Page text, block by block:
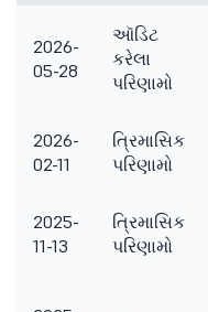
2026-
05-28
ઑડિટ
કરેલા
પરિણામો
2026-
02-11
ત્રિમાસિક
પરિણામો
2025-
11-13
ત્રિમાસિક
પરિણામો